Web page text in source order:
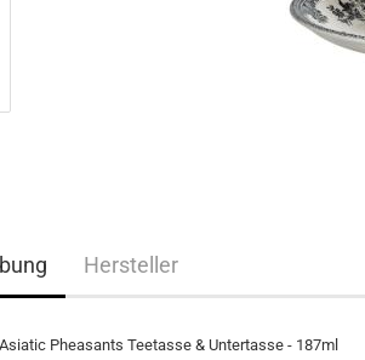
Hersteller
Pheasants Teetasse & Untertasse - 187ml